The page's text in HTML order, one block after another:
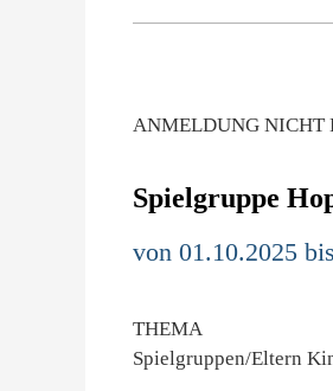
ANMELDUNG NICHT
Spielgruppe
von 01.10.2025
THEMA
Spielgruppen/Eltern